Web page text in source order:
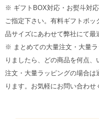
※ ギフトBOX対応・お熨斗対
ご指定下さい。有料ギフトボ
品サイズにあわせて弊社にて最
※ まとめての大量注文・大量
りましたら、どの商品を何点
注文・大量ラッピングの場合
ります。お気軽にお問い合わせ